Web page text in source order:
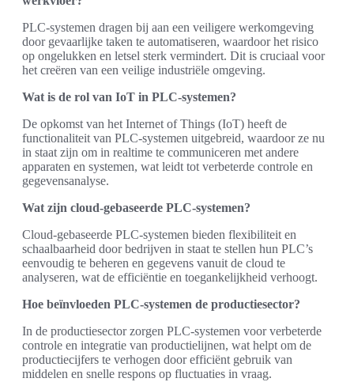
PLC-systemen dragen bij aan een veiligere werkomgeving
door gevaarlijke taken te automatiseren, waardoor het risico
op ongelukken en letsel sterk vermindert. Dit is cruciaal voor
het creëren van een veilige industriële omgeving.
Wat is de rol van IoT in PLC-systemen?
De opkomst van het Internet of Things (IoT) heeft de
functionaliteit van PLC-systemen uitgebreid, waardoor ze nu
in staat zijn om in realtime te communiceren met andere
apparaten en systemen, wat leidt tot verbeterde controle en
gegevensanalyse.
Wat zijn cloud-gebaseerde PLC-systemen?
Cloud-gebaseerde PLC-systemen bieden flexibiliteit en
schaalbaarheid door bedrijven in staat te stellen hun PLC’s
eenvoudig te beheren en gegevens vanuit de cloud te
analyseren, wat de efficiëntie en toegankelijkheid verhoogt.
Hoe beïnvloeden PLC-systemen de productiesector?
In de productiesector zorgen PLC-systemen voor verbeterde
controle en integratie van productielijnen, wat helpt om de
productiecijfers te verhogen door efficiënt gebruik van
middelen en snelle respons op fluctuaties in vraag.